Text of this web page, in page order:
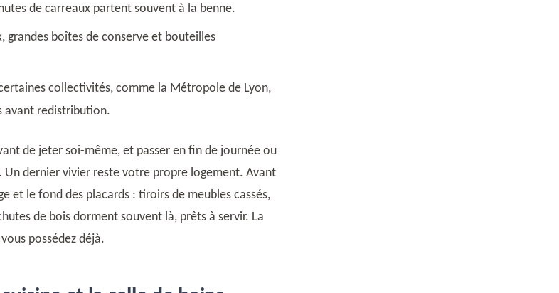
de carreaux partent souvent à la benne.
grandes boîtes de conserve et bouteilles
collectivités, comme la Métropole de Lyon,
avant redistribution.
de jeter soi-même, et passer en fin de journée ou
Un dernier vivier reste votre propre logement. Avant
et le fond des placards : tiroirs de meubles cassés,
de bois dorment souvent là, prêts à servir. La
possédez déjà.